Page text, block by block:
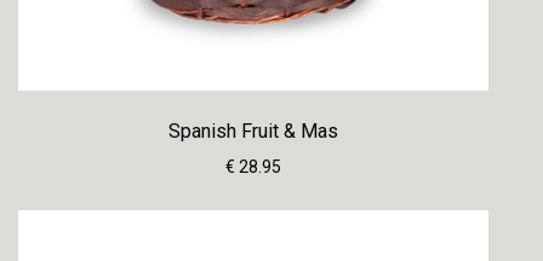
Spanish Fruit & Mas
€ 28.95